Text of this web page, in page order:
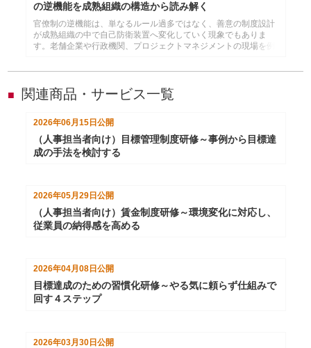
の逆機能を成熟組織の構造から読み解く
官僚制の逆機能は、単なるルール過多ではなく、善意の制度設計
が成熟組織の中で自己防衛装置へ変化していく現象でもありま
す。老舗企業や行政機関、プロジェクトマネジメントの現場を例
ます。
■ 関連商品・サービス一覧
2026年06月15日 公開
（人事担当者向け）目標管理制度研修～事例から目標達
成の手法を検討する
2026年05月29日 公開
（人事担当者向け）賃金制度研修～環境変化に対応し、
従業員の納得感を高める
2026年04月08日 公開
目標達成のための習慣化研修～やる気に頼らず仕組みで
回す４ステップ
2026年03月30日公開